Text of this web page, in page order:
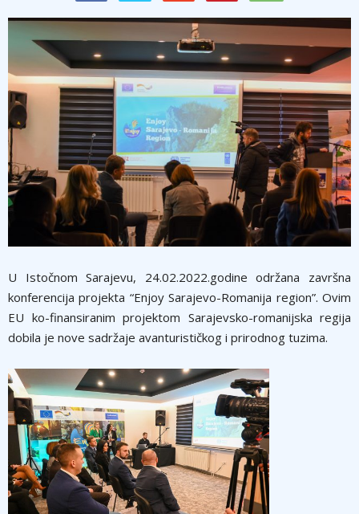
U Istočnom Sarajevu, 24.02.2022.godine održana završna
konferencija projekta “Enjoy Sarajevo-Romanija region”. Ovim
EU ko-finansiranim projektom Sarajevsko-romanijska regija
dobila je nove sadržaje avanturističkog i prirodnog tuzima.